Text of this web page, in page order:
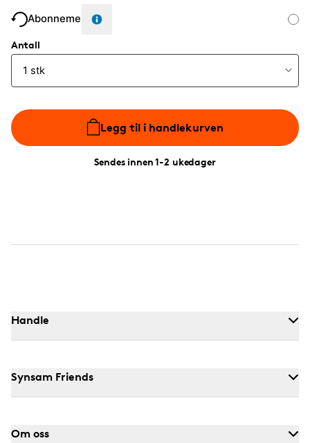
Abonnement
Antall
Legg til i handlekurven
Sendes innen 1-2 ukedager
Handle
Synsam Friends
Om oss